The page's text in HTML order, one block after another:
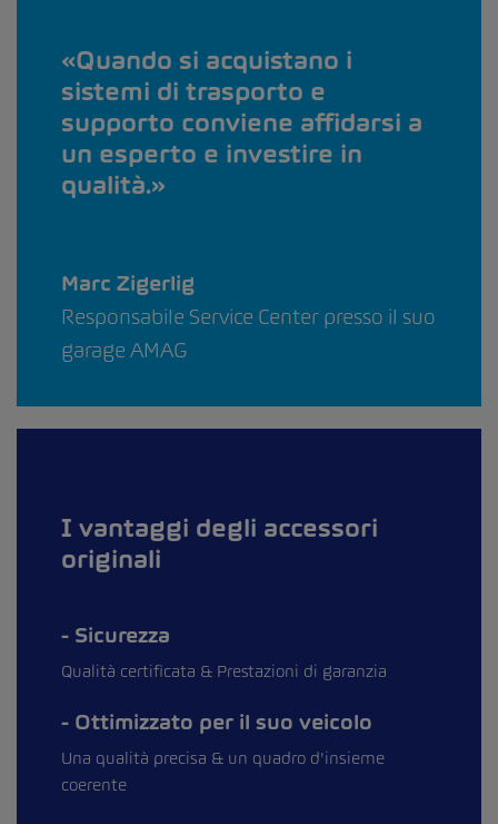
Quando si acquistano i
sistemi di trasporto e
supporto conviene affidarsi a
un esperto e investire in
qualità.
Marc Zigerlig
Responsabile Service Center presso il suo
garage AMAG
I vantaggi degli accessori
originali
Sicurezza
Qualità certificata & Prestazioni di garanzia
Ottimizzato per il suo veicolo
Una qualità precisa & un quadro d'insieme
coerente